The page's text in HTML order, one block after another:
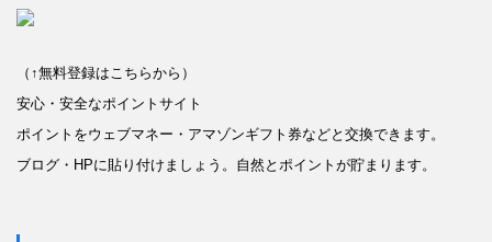
（↑無料登録はこちらから）
安心・安全なポイントサイト
ポイントをウェブマネー・アマゾンギフト券などと交換できます。
ブログ・HPに貼り付けましょう。自然とポイントが貯まります。